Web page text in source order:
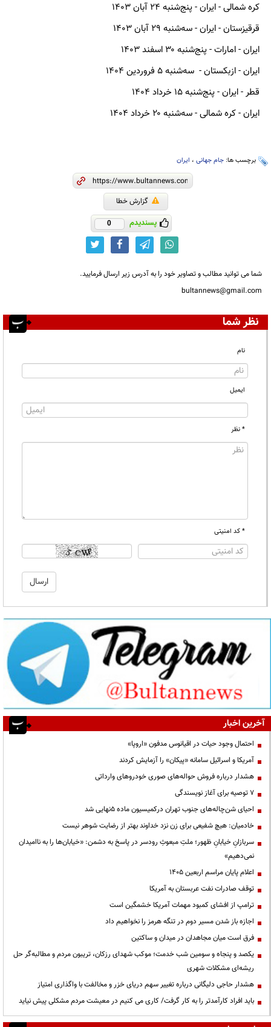
کره شمالی - ایران - پنج‌شنبه ۲۴ آبان ۱۴۰۳
قرقیزستان - ایران - سه‌شنبه ۲۹ آبان ۱۴۰۳
ایران - امارات - پنج‌شنبه ۳۰ اسفند ۱۴۰۳
ایران - ازبکستان - سه‌شنبه ۵ فروردین ۱۴۰۴
قطر - ایران - پنج‌شنبه ۱۵ خرداد ۱۴۰۴
ایران - کره شمالی - سه‌شنبه ۲۰ خرداد ۱۴۰۴
برچسب ها: جام جهانی ، ایران
گزارش خطا
پسندیدم 0
شما می توانید مطالب و تصاویر خود را به آدرس زیر ارسال فرمایید.
bultannews@gmail.com
نظر شما
نام
ایمیل
* نظر
* کد امنیتی
آخرین اخبار
احتمال وجود حیات در اقیانوس مدفون «اروپا»
آمریکا و اسرائیل سامانه «پیکان» را آزمایش کردند
هشدار درباره فروش حواله‌های صوری خودروهای وارداتی
۷ توصیه برای آغاز نویسندگی
احیای شن‌چاله‌های جنوب تهران درکمیسیون ماده ۵نهایی شد
خادمیان: هیچ شفیعی برای زن نزد خداوند بهتر از رضایت شوهر نیست
سربازانِ خیابانِ ظهور؛ ملتِ مبعوثِ رودسر در پاسخ به دشمن: «خیابان‌ها را به ناامیدان
نمی‌دهیم»
اعلام پایان مراسم اربعین ۱۴۰۵
توقف صادرات نفت عربستان به آمریکا
ترامپ از افشای کمبود مهمات آمریکا خشمگین است
اجازه باز شدن مسیر دوم در تنگه هرمز را نخواهیم داد
فرق است میان مجاهدان در میدان و ساکتین
یکصد و پنجاه و سومین شب خدمت؛ موکب شهدای رزکان، تریبون مردم و مطالبه‌گر حل
ریشه‌ای مشکلات شهری
هشدار حاجی دلیگانی درباره تغییر سهم دریای خزر و مخالفت با واگذاری امتیاز
باید افراد کارآمدتر را به کار گرفت/ کاری می کنیم در معیشت مردم مشکلی پیش نیاید